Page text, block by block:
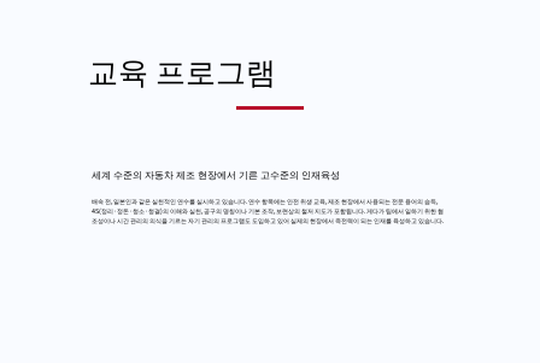
교육 프로그램
세계 수준의 자동차 제조 현장에서 기른 고수준의 인재육성
배속 전, 일본인과 같은 실천적인 연수를 실시하고 있습니다. 연수 항목에는 안전 위생 교육, 제조 현장에서 사용되는 전문 용어의 습득,
4S(정리·정돈·청소·청결)의 이해와 실천, 공구의 명칭이나 기본 조작, 보련상의 철저 지도가 포함됩니다. 게다가 팀에서 일하기 위한 협
조성이나 시간 관리의 의식을 기르는 자기 관리의 프로그램도 도입하고 있어 실제의 현장에서 즉전력이 되는 인재를 육성하고 있습니다.